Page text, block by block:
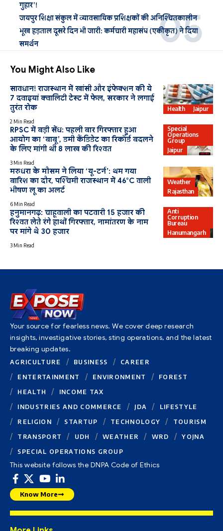
गुहार’!
जयपुर शिक्षा संकुल में व्यावसायिक प्रशिक्षकों की अनिश्चितकालीन
भूख हड़ताल दूसरे दिन भी जारी: कर्मचारी महासंघ (एकीकृत) ने दिया
समर्थन
You Might Also Like
Health Jaipur
सावधान! राजस्थान में खांसी और इंफेक्शन की ये
7 दवाइयां क्वालिटी टेस्ट में फेल, सरकार ने लगाई
तुरंत रोक
2 Min Read
Special
Operations
Group
Jaipur
RPSC में बड़ी सेंध: पहली बार गिरफ्तार हुआ
आयोग का ‘बाबू’, डमी कैंडिडेट का रिकॉर्ड बदलने
के लिए मांगी थी 8 लाख की रिश्वत
3 Min Read
Weather
Rajasthan
मरुधरा के मौसम ने लिया ‘यू-टर्न’: थम गया
बारिश का दौर, पश्चिमी राजस्थान में 46°C वाली
भीषण लू का अलर्ट
6 Min Read
Anti
Corruption
Bureau
Hanumangarh
हनुमानगढ़: चाहूवाली का पटवारी 15 हजार की
रिश्वत लेते रंगे हाथों गिरफ्तार, नामांतरण के नाम
पर मांगे थे 30 हजार
3 Min Read
Your source for fearless news. We cover deep research
insights, investigative stories, sting operations, and the latest
breaking updates.
AGRICULTURE BUSINESS
CAREER
ENTERTAINMENT
ENVIRONMENT
FOREST
HEALTH
INCOME TAX
INDUSTRIES AND COMMERCE
JDA
LIFESTYLE
RELIGION
STARTUP TECHNOLOGY
TOURISM
TRANSPORT
UDH WEATHER WRD
YOJNA
SPECIAL OPERATIONS GROUP
This website follows the DNPA Code of Ethics
Know More